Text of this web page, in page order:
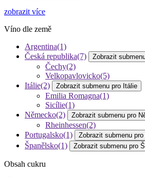
zobrazit více
Víno dle země
Argentina(1)
Česká republika(7) Zobrazit
Čechy(2)
Velkopavlovicko(5)
Itálie(2) Zobrazit submenu pro Itálie
Emilia Romagna(1)
Sicílie(1)
Německo(2) Zobrazit submenu pro
Rheinhessen(2)
Portugalsko(1) Zobrazit submenu
Španělsko(1) Zobrazit submenu pro
Obsah cukru